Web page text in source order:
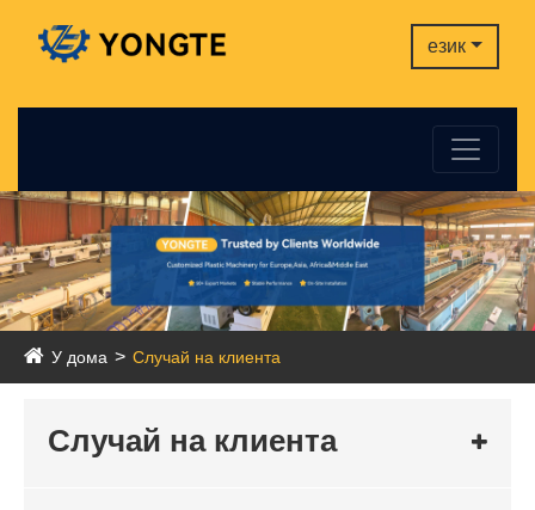
език
У дома Случай на клиента
Случай на клиента